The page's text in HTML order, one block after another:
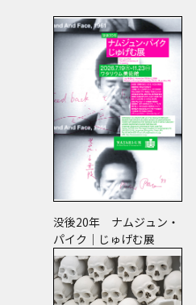
『テルマエ・ロマエ』 © ヤマザキマリ
没後20年 ナムジュン・
パイク｜じゅげむ展